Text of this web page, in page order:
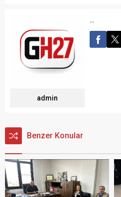
admin
...
Benzer Konular